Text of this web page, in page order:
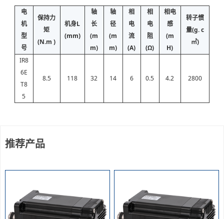
电
机
型
号
保持力
矩
(N.m )
机身L
(mm)
轴
长
(m
m)
轴
径
(m
m)
相
电
流
(A)
相
电
阻
(Ω)
相电
感
(m
H)
转子惯
量(g. c
㎡)
IR8
6E
T8
5
8.5 118 32 14 6 0.5 4.2 2800
推荐产品